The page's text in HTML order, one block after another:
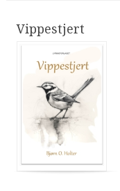
Vippestjert